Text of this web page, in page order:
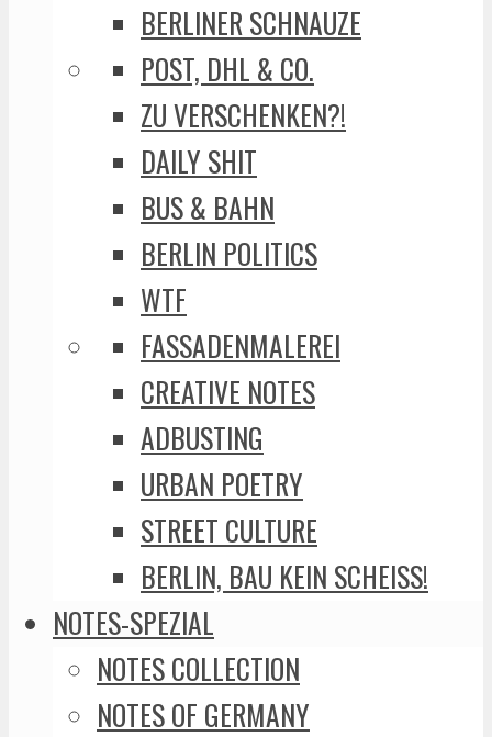
BERLINER SCHNAUZE
POST, DHL & CO.
ZU VERSCHENKEN?!
DAILY SHIT
BUS & BAHN
BERLIN POLITICS
WTF
FASSADENMALEREI
CREATIVE NOTES
ADBUSTING
URBAN POETRY
STREET CULTURE
BERLIN, BAU KEIN SCHEISS!
NOTES-SPEZIAL
NOTES COLLECTION
NOTES OF GERMANY